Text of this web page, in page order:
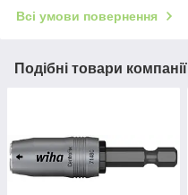
Всі умови повернення
Подібні товари компанії